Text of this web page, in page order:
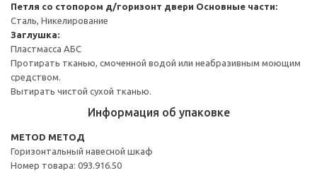
Петля со стопором д/горизонт двери Основные части:
Сталь, Никелирование
Заглушка:
Пластмасса АБС
Протирать тканью, смоченной водой или неабразивным моющим
средством.
Вытирать чистой сухой тканью.
Информация об упаковке
METOD МЕТОД
Горизонтальный навесной шкаф
Номер товара: 093.916.50